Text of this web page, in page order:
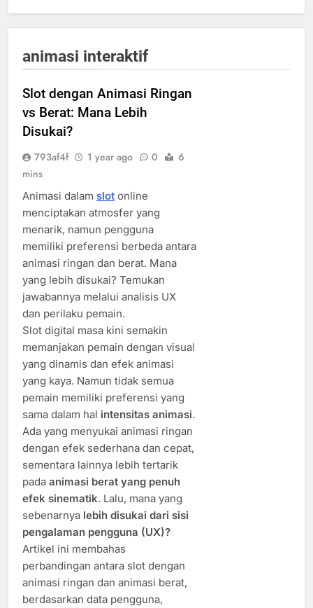
animasi interaktif
Slot dengan Animasi Ringan
vs Berat: Mana Lebih
Disukai?
793af4f 1 year ago 0
6
mins
Animasi dalam slot online
menciptakan atmosfer yang
menarik, namun pengguna
memiliki preferensi berbeda antara
animasi ringan dan berat. Mana
yang lebih disukai? Temukan
jawabannya melalui analisis UX
dan perilaku pemain.
Slot digital masa kini semakin
memanjakan pemain dengan visual
yang dinamis dan efek animasi
yang kaya. Namun tidak semua
pemain memiliki preferensi yang
sama dalam hal intensitas animasi.
Ada yang menyukai animasi ringan
dengan efek sederhana dan cepat,
sementara lainnya lebih tertarik
pada animasi berat yang penuh
efek sinematik. Lalu, mana yang
sebenarnya lebih disukai dari sisi
pengalaman pengguna (UX)?
Artikel ini membahas
perbandingan antara slot dengan
animasi ringan dan animasi berat,
berdasarkan data pengguna,